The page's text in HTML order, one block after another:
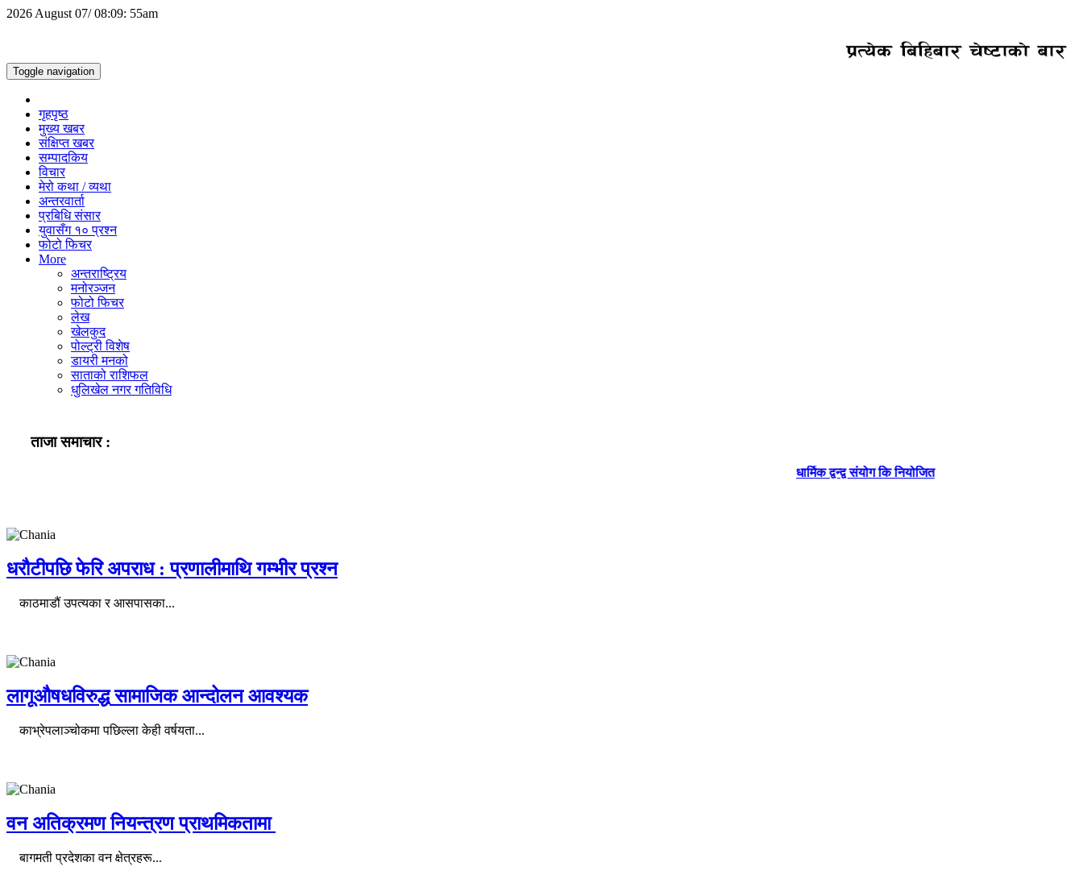
2026 August 07/ 08:09: 55am
Toggle navigation
गृहपृष्ठ
मुख्य खबर
संक्षिप्त खबर
सम्पादकिय
विचार
मेरो कथा / व्यथा
अन्तरवार्ता
प्रबिधि संसार
युवासँग १० प्रश्न
फोटो फिचर
More
अन्तराष्ट्रिय
मनोरञ्जन
फोटो फिचर
लेख
खेलकुद
पोल्ट्री विशेष
डायरी मनको
साताको राशिफल
धुलिखेल नगर गतिविधि
ताजा समाचार :
धार्मिक द्वन्द्व संयोग कि नियोजित
धरौटीपछि फेरि अपराध : प्रणालीमाथि गम्भीर प्रश्न
काठमाडौं उपत्यका र आसपासका...
लागूऔषधविरुद्ध सामाजिक आन्दोलन आवश्यक
काभ्रेपलाञ्चोकमा पछिल्ला केही वर्षयता...
वन अतिक्रमण नियन्त्रण प्राथमिकतामा
बागमती प्रदेशका वन क्षेत्रहरू...